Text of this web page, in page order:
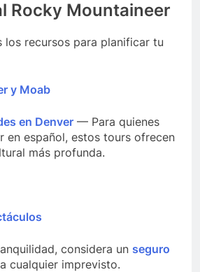
Rocky Mountaineer
los recursos para planificar tu
y Moab
en Denver — Para quienes
en español, estos tours ofrecen
más profunda.
considera un seguro
cualquier imprevisto.